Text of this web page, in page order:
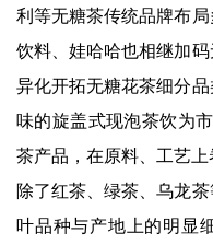
利等无糖茶传统品牌布
饮料、娃哈哈也相继加
异化开拓无糖花茶细分
味的旋盖式现泡茶饮为
茶产品，在原料、工艺上
除了红茶、绿茶、乌龙
叶品种与产地上的明显